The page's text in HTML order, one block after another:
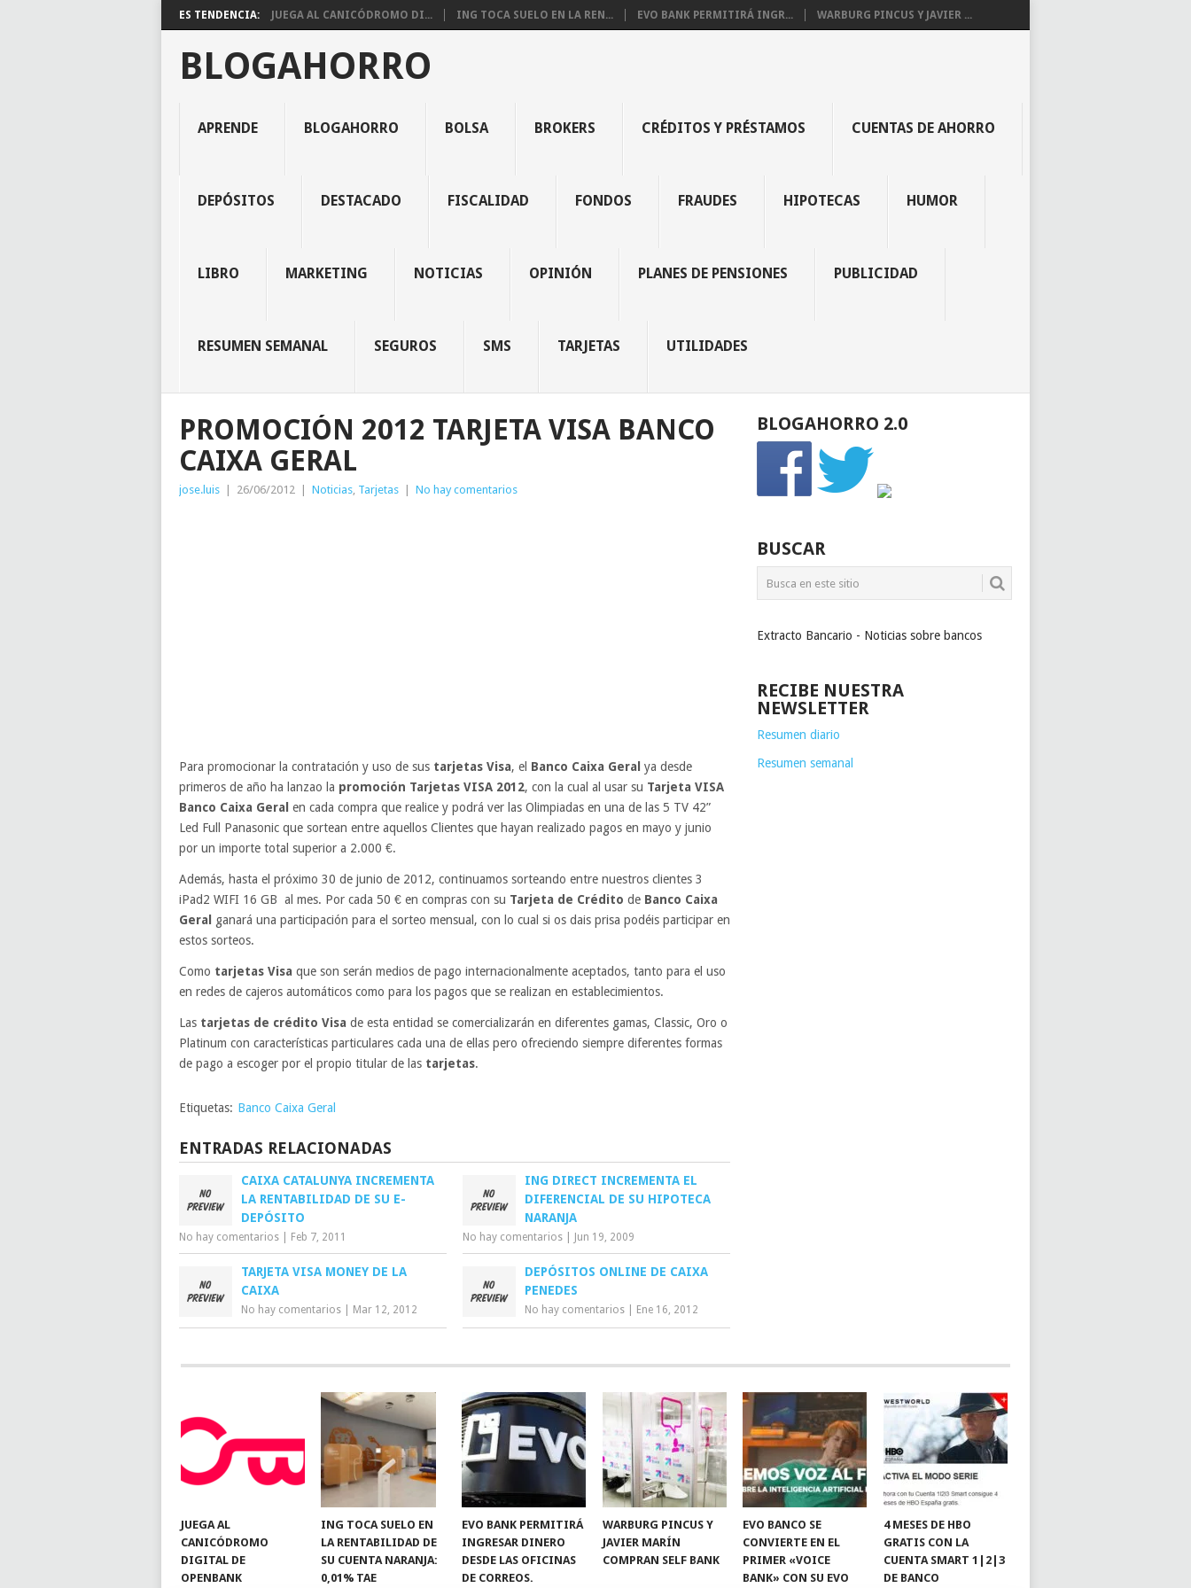
ES TENDENCIA: JUEGA AL CANICÓDROMO DI... ING TOCA SUELO EN LA REN... EVO BANK PERMITIRÁ INGR... WARBURG PINCUS Y JAVIER ...
BLOGAHORRO
APRENDE BLOGAHORRO BOLSA BROKERS CRÉDITOS Y PRÉSTAMOS CUENTAS DE AHORRO
DEPÓSITOS DESTACADO FISCALIDAD FONDOS FRAUDES HIPOTECAS HUMOR
LIBRO MARKETING NOTICIAS OPINIÓN PLANES DE PENSIONES PUBLICIDAD
RESUMEN SEMANAL SEGUROS SMS TARJETAS UTILIDADES
PROMOCIÓN 2012 TARJETA VISA BANCO
CAIXA GERAL
jose.luis 26/06/2012 Noticias, Tarjetas No hay comentarios
Para promocionar la contratación y uso de sus tarjetas Visa, el Banco Caixa Geral ya desde
primeros de año ha lanzao la promoción Tarjetas VISA 2012, con la cual al usar su Tarjeta VISA
Banco Caixa Geral en cada compra que realice y podrá ver las Olimpiadas en una de las 5 TV 42”
Led Full Panasonic que sortean entre aquellos Clientes que hayan realizado pagos en mayo y junio
por un importe total superior a 2.000 €.
Además, hasta el próximo 30 de junio de 2012, continuamos sorteando entre nuestros clientes 3
iPad2 WIFI 16 GB al mes. Por cada 50 € en compras con su Tarjeta de Crédito de Banco Caixa
Geral
ganará una participación para el sorteo mensual, con lo cual si os dais prisa podéis participar en
estos sorteos.
Como tarjetas Visa que son serán medios de pago internacionalmente aceptados, tanto para el uso
en redes de cajeros automáticos como para los pagos que se realizan en establecimientos.
Las tarjetas de crédito Visa de esta entidad se comercializarán en diferentes gamas, Classic, Oro o
Platinum con características particulares cada una de ellas pero ofreciendo siempre diferentes formas
de pago a escoger por el propio titular de las tarjetas.
Etiquetas: Banco Caixa Geral
ENTRADAS RELACIONADAS
CAIXA CATALUNYA INCREMENTA
LA RENTABILIDAD DE SU E-
DEPÓSITO
No hay comentarios Feb 7, 2011
ING DIRECT INCREMENTA EL
DIFERENCIAL DE SU HIPOTECA
NARANJA
No hay comentarios Jun 19, 2009
TARJETA VISA MONEY DE LA
CAIXA
No hay comentarios Mar 12, 2012
DEPÓSITOS ONLINE DE CAIXA
PENEDES
No hay comentarios Ene 16, 2012
BLOGAHORRO 2.0
BUSCAR
Extracto Bancario - Noticias sobre bancos
RECIBE NUESTRA
NEWSLETTER
Resumen diario
Resumen semanal
JUEGA AL
CANICÓDROMO
DIGITAL DE
OPENBANK
ING TOCA SUELO EN
LA RENTABILIDAD DE
SU CUENTA NARANJA:
0,01% TAE
EVO BANK PERMITIRÁ
INGRESAR DINERO
DESDE LAS OFICINAS
DE CORREOS.
WARBURG PINCUS Y
JAVIER MARÍN
COMPRAN SELF BANK
EVO BANCO SE
CONVIERTE EN EL
PRIMER «VOICE
BANK» CON SU EVO
4 MESES DE HBO
GRATIS CON LA
CUENTA SMART 1|2|3
DE BANCO